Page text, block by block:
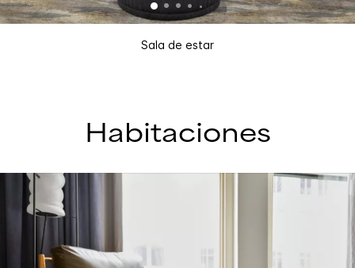
Sala de estar
Habitaciones